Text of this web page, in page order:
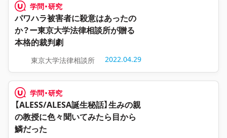
学問・研究
パワハラ被害者に殺意はあったの
か？ー東京大学法律相談所が贈る
本格的裁判劇
東京大学法律相談所 2022.04.29
学問・研究
【ALESS/ALESA誕生秘話】生みの親
の教授に色々聞いてみたら目から
鱗だった